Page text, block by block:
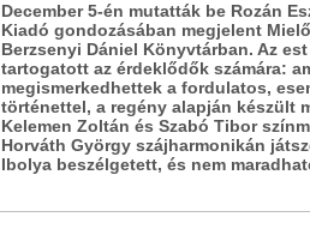
December 5-én mutatták be Rozán
Kiadó gondozásában megjelent
Berzsenyi Dániel Könyvtárban. Az
tartogatott az érdeklődők számára:
megismerkedhettek a fordulatos,
történettel, a regény alapján készült
Kelemen Zoltán és Szabó Tibor
Horváth György szájharmonikán
Ibolya beszélgetett, és nem